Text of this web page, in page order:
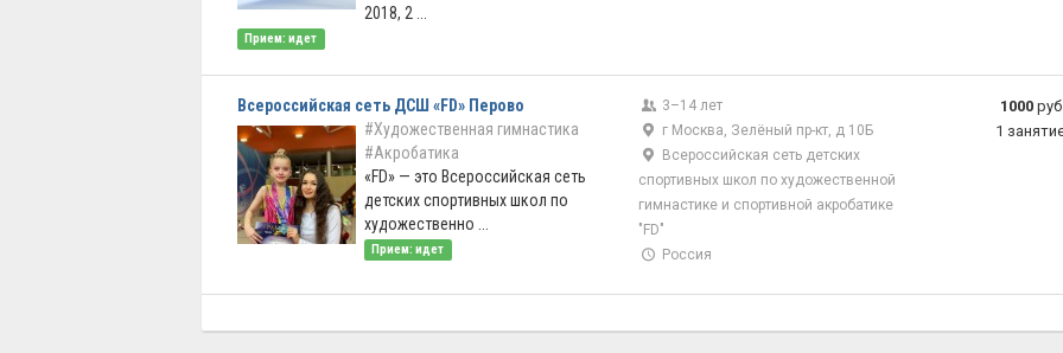
2018, 2 ...
Прием: идет
Всероссийская сеть ДСШ «FD» Перово
#Художественная гимнастика
#Акробатика
«FD» — это Всероссийская сеть
детских спортивных школ по
художественно ...
Прием: идет
3–14 лет
г Москва, Зелёный пр-кт, д 10Б
Всероссийская сеть детских
спортивных школ по художественной
гимнастике и спортивной акробатике
"FD"
Россия
1000
1